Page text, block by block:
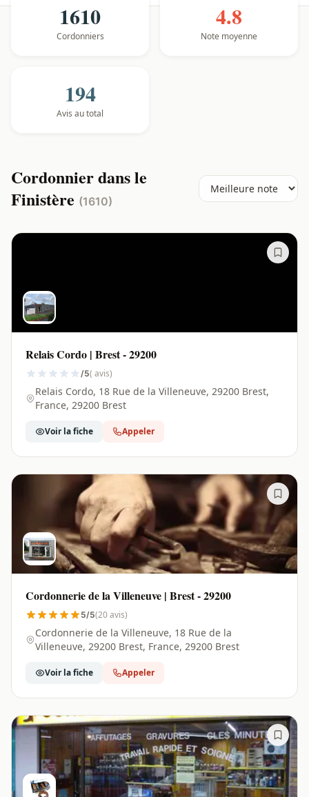
1610
Cordonniers
4.8
Note moyenne
194
Avis au total
Cordonnier dans le
Finistère (1610)
Relais Cordo | Brest - 29200
/5( avis)
Relais Cordo, 18 Rue de la Villeneuve, 29200 Brest,
France, 29200 Brest
Voir la fiche Appeler
Cordonnerie de la Villeneuve | Brest - 29200
5/5(20 avis)
Cordonnerie de la Villeneuve, 18 Rue de la
Villeneuve, 29200 Brest, France, 29200 Brest
Voir la fiche Appeler